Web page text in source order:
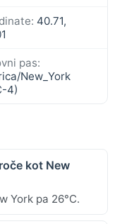
40.71,
pas:
New_York
4)
kot New
York pa 26°C.